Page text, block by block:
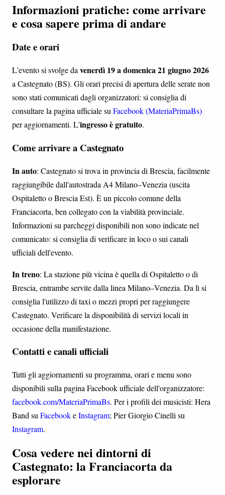
Informazioni pratiche: come arrivare
e cosa sapere prima di andare
Date e orari
L'evento si svolge da venerdì 19 a domenica 21 giugno 2026
a Castegnato (BS). Gli orari precisi di apertura delle serate non
sono stati comunicati dagli organizzatori: si consiglia di
consultare la pagina ufficiale su Facebook (MateriaPrimaBs)
per aggiornamenti. L'ingresso è gratuito.
Come arrivare a Castegnato
In auto: Castegnato si trova in provincia di Brescia, facilmente
raggiungibile dall'autostrada A4 Milano–Venezia (uscita
Ospitaletto o Brescia Est). È un piccolo comune della
Franciacorta, ben collegato con la viabilità provinciale.
Informazioni su parcheggi disponibili non sono indicate nel
comunicato: si consiglia di verificare in loco o sui canali
ufficiali dell'evento.
In treno: La stazione più vicina è quella di Ospitaletto o di
Brescia, entrambe servite dalla linea Milano–Venezia. Da lì si
consiglia l'utilizzo di taxi o mezzi propri per raggiungere
Castegnato. Verificare la disponibilità di servizi locali in
occasione della manifestazione.
Contatti e canali ufficiali
Tutti gli aggiornamenti su programma, orari e menu sono
disponibili sulla pagina Facebook ufficiale dell'organizzatore:
facebook.com/MateriaPrimaBs. Per i profili dei musicisti: Hera
Band su FacebookeInstagram; Pier Giorgio Cinelli su
Instagram.
Cosa vedere nei dintorni di
Castegnato: la Franciacorta da
esplorare